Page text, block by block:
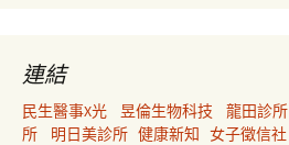
連結
民生醫事X光 昱倫生物科技 龍田診所
所
明日美診所 健康新知 女子徵信社